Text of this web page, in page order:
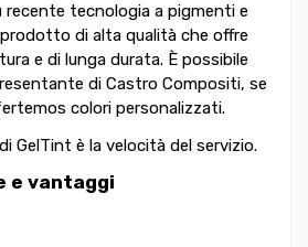
recente tecnologia a pigmenti e
di alta qualità che offre
e di lunga durata. È possibile
di Castro Compositi, se
colori personalizzati.
GelTint è la velocità del servizio.
e vantaggi